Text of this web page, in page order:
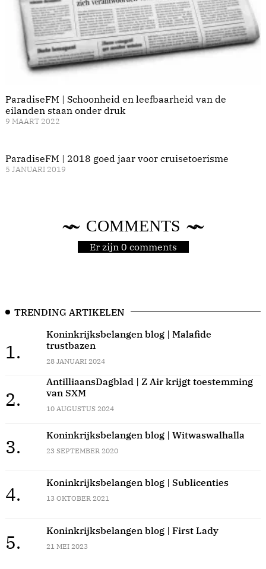
ParadiseFM | Schoonheid en leefbaarheid van de
eilanden staan onder druk
9 MAART 2022
ParadiseFM | 2018 goed jaar voor cruisetoerisme
5 JANUARI 2019
COMMENTS
Er zijn 0 comments
TRENDING ARTIKELEN
1.
Koninkrijksbelangen blog | Malafide
trustbazen
28 JANUARI 2024
2.
AntilliaansDagblad | Z Air krijgt toestemming
van SXM
10 AUGUSTUS 2024
3.
Koninkrijksbelangen blog | Witwaswalhalla
23 SEPTEMBER 2020
4.
Koninkrijksbelangen blog | Sublicenties
13 OKTOBER 2021
5.
Koninkrijksbelangen blog | First Lady
21 MEI 2023